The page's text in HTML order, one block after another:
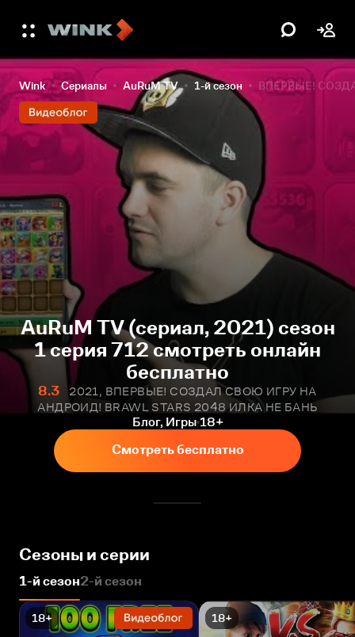
Wink Сериалы AuRuM TV 1-й сезон ВПЕРВЫЕ!
AuRuM TV (сериал, 2021) сезон
1 серия 712 смотреть онлайн
бесплатно
8.3
2021, ВПЕРВЫЕ! СОЗДАЛ СВОЮ ИГРУ НА
АНДРОИД! BRAWL STARS 2048 ИЛКА НЕ БАНЬ
Блог, Игры 18+
Смотреть бесплатно
Сезоны и серии
1-й сезон2-й сезон
18+ 18+